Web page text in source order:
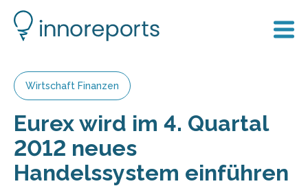
Wirtschaft Finanzen
Eurex wird im 4. Quartal
2012 neues
Handelssystem einführen